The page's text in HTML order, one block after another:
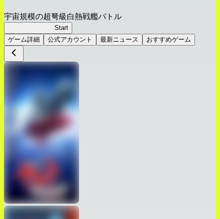
宇宙規模の超弩級白熱戦艦バトル
Start
ゲーム詳細
公式アカウント 最新ニュース おすすめゲーム